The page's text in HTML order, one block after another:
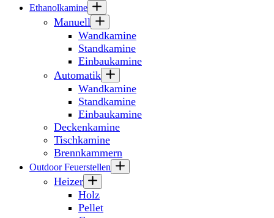
Ethanolkamine
Manuell
Wandkamine
Standkamine
Einbaukamine
Automatik
Wandkamine
Standkamine
Einbaukamine
Deckenkamine
Tischkamine
Brennkammern
Outdoor Feuerstellen
Heizer
Holz
Pellet